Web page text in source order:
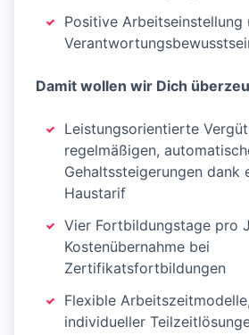
Positive Arbeitseinstellung
Damit wollen wir Dich
Leistungsorientierte
regelmäßigen,
Gehaltssteigerungen dank
Haustarif
Vier Fortbildungstage pro
Kostenübernahme bei
Zertifikatsfortbildungen
Flexible
individueller